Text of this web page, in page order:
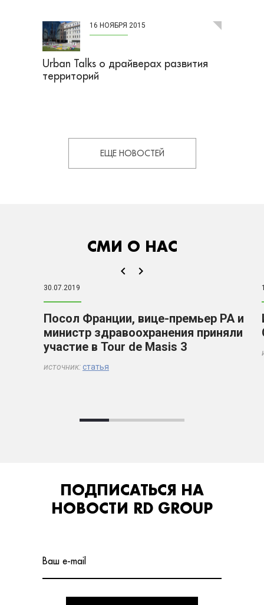
16 НОЯБРЯ 2015
Urban Talks о драйверах развития
территорий
ЕЩЕ НОВОСТЕЙ
СМИ О НАС
30.07.2019
Посол Франции, вице-премьер РА и
министр здравоохранения приняли
участие в Tour de Masis 3
источник:статья
ПОДПИСАТЬСЯ НА
НОВОСТИ RD GROUP
Ваш e-mail